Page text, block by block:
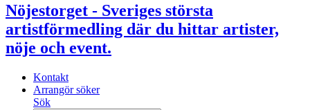
Nöjestorget - Sveriges största
artistförmedling där du hittar artister,
nöje och event.
Kontakt
Arrangör söker
Sök